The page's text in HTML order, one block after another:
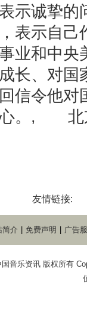
示诚挚的
表示自己
业和中央
长、对国
信令他对
心。, 北
友情链接:
简介 免费声明 广告
国音乐资讯 版权所有